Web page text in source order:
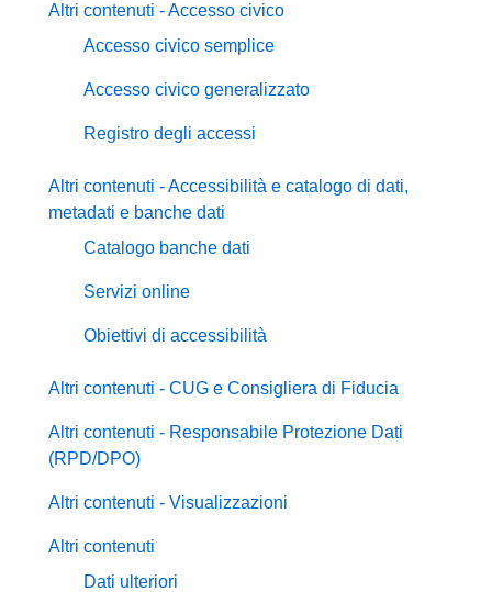
Altri contenuti - Accesso civico
Accesso civico semplice
Accesso civico generalizzato
Registro degli accessi
Altri contenuti - Accessibilità e catalogo di dati,
metadati e banche dati
Catalogo banche dati
Servizi online
Obiettivi di accessibilità
Altri contenuti - CUG e Consigliera di Fiducia
Altri contenuti - Responsabile Protezione Dati
(RPD/DPO)
Altri contenuti - Visualizzazioni
Altri contenuti
Dati ulteriori